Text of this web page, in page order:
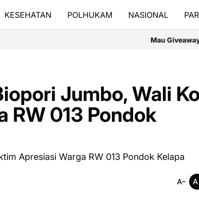
KESEHATAN POLHUKAM NASIONAL
Mau Giveaway Yamaha Fazzio
Jumbo, Wali
RW 013 Pondok
Apresiasi Warga RW 013 Pondok Kelapa